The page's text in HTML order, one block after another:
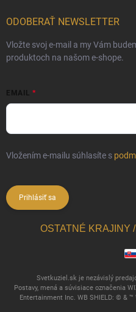
ODOBERAŤ NEWSLETTER
Vložte svoj e-mail a my Vám
produktoch na našom e-shope.
EMAIL
Vložením e-mailu súhlasíte s
Prihlásiť sa
OSTATNÉ KRAJINY
Svetkuziel.sk je nezávislý
Postavy, mená a súvisiace označenia
Entertainment Inc. WB SHIELD: © &